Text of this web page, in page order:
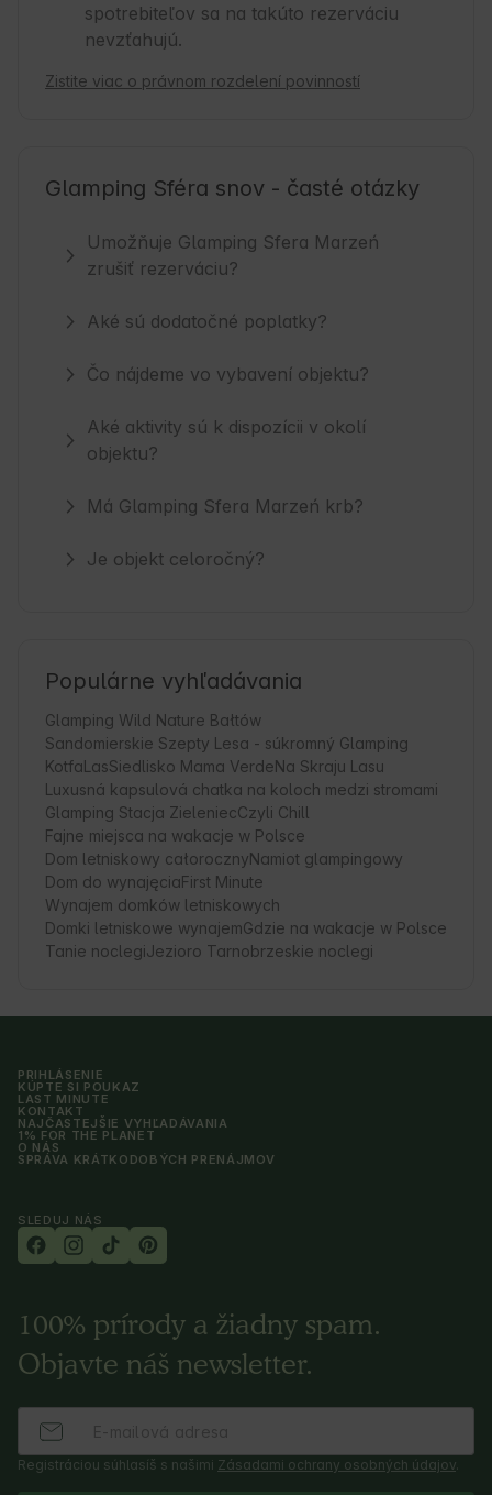
spotrebiteľov sa na takúto rezerváciu
nevzťahujú.
Zistite viac o právnom rozdelení povinností
Glamping Sféra snov - časté otázky
Umožňuje Glamping Sfera Marzeń
zrušiť rezerváciu?
Aké sú dodatočné poplatky?
Čo nájdeme vo vybavení objektu?
Aké aktivity sú k dispozícii v okolí
objektu?
Má Glamping Sfera Marzeń krb?
Je objekt celoročný?
Populárne vyhľadávania
Glamping Wild Nature Bałtów
Sandomierskie Szepty Lesa - súkromný Glamping
KotfaLasSiedlisko Mama VerdeNa Skraju Lasu
Luxusná kapsulová chatka na koloch medzi stromami
Glamping Stacja ZieleniecCzyli Chill
Fajne miejsca na wakacje w Polsce
Dom letniskowy całorocznyNamiot glampingowy
Dom do wynajęciaFirst Minute
Wynajem domków letniskowych
Domki letniskowe wynajemGdzie na wakacje w Polsce
Tanie noclegiJezioro Tarnobrzeskie noclegi
PRIHLÁSENIE
KÚPTE SI POUKAZ
LAST MINUTE
KONTAKT
NAJČASTEJŠIE VYHĽADÁVANIA
1% FOR THE PLANET
O NÁS
SPRÁVA KRÁTKODOBÝCH PRENÁJMOV
SLEDUJ NÁS
100% prírody a žiadny spam.
Objavte náš newsletter.
Registráciou súhlasíš s našimi Zásadami ochrany osobných údajov.